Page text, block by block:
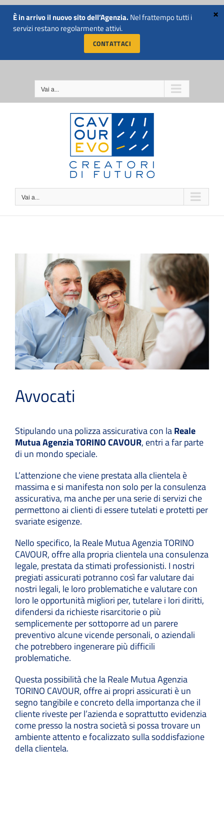
Salta
contenuto CHIAMACI SUBITO AL
NUMERO 011 5741811
Vai a...
Vai a...
Avvocati
Stipulando una polizza assicurativa con laReale
Mutua Agenzia TORINO CAVOUR, entri a far parte
di un mondo speciale.
L’attenzione che viene prestata alla clientela è
massima e si manifesta non solo per la consulenza
assicurativa, ma anche per una serie di servizi che
permettono ai clienti di essere tutelati e protetti per
svariate esigenze.
Nello specifico, la Reale Mutua Agenzia TORINO
CAVOUR, offre alla propria clientela una consulenza
legale, prestata da stimati professionisti. I nostri
pregiati assicurati potranno così far valutare dai
nostri legali, le loro problematiche e valutare con
loro le opportunità migliori per, tutelare i lori diritti,
difendersi da richieste risarcitorie o più
semplicemente per sottoporre ad un parere
preventivo alcune vicende personali, o aziendali
che potrebbero ingenerare più difficili
problematiche.
Questa possibilità che la Reale Mutua Agenzia
TORINO CAVOUR, offre ai propri assicurati è un
segno tangibile e concreto della importanza che il
cliente riveste per l’azienda e soprattutto evidenzia
come presso la nostra società si possa trovare un
ambiente attento e focalizzato sulla soddisfazione
della clientela.
È in arrivo il nuovo sito dell’Agenzia. Nel frattempo tutti i
servizi restano regolarmente attivi.
CONTATTACI